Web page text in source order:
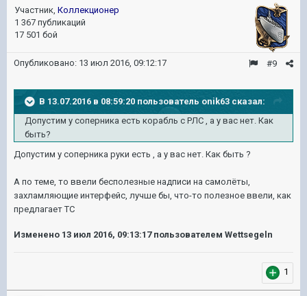
Участник, Коллекционер
1 367 публикаций
17 501 бой
#9
Опубликовано: 13 июл 2016, 09:12:17
В 13.07.2016 в 08:59:20 пользователь onik63 сказал:
Допустим у соперника есть корабль с РЛС , а у вас нет. Как
быть?
Допустим у соперника руки есть , а у вас нет. Как быть ?
А по теме, то ввели бесполезные надписи на самолёты,
захламляющие интерфейс, лучше бы, что-то полезное ввели, как
предлагает ТС
Изменено 13 июл 2016, 09:13:17пользователем Wettsegeln
1